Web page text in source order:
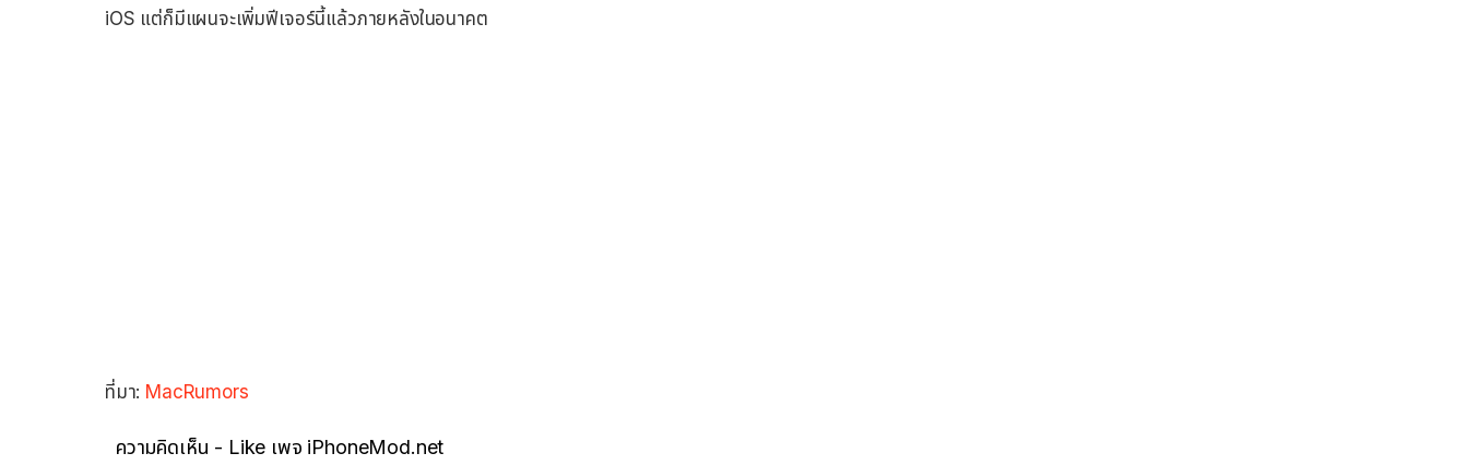
iOS แต่ก็มีแผนจะเพิ่มฟีเจอร์นี้แล้วภายหลังในอนาคต
ที่มา: MacRumors
ความคิดเห็น - Like เพจ iPhoneMod.net